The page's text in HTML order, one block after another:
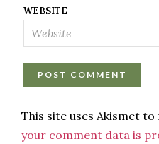
WEBSITE
This site uses Akismet to
your comment data is